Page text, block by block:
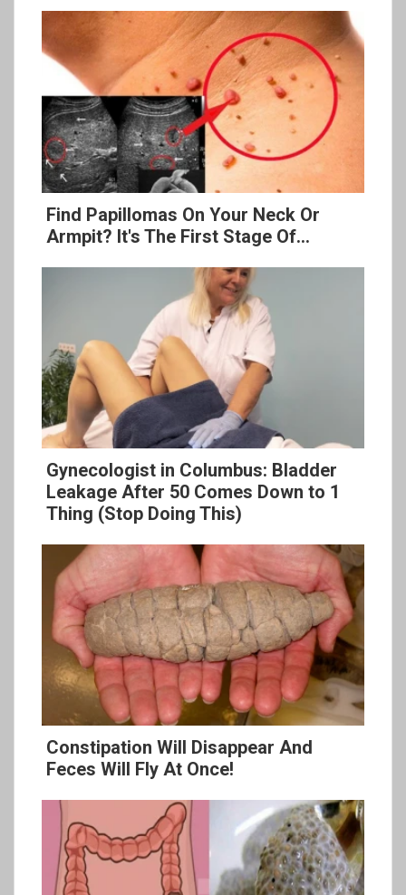
Find Papillomas On Your Neck Or
Armpit? It's The First Stage Of...
Gynecologist in Columbus: Bladder
Leakage After 50 Comes Down to 1
Thing (Stop Doing This)
Constipation Will Disappear And
Feces Will Fly At Once!